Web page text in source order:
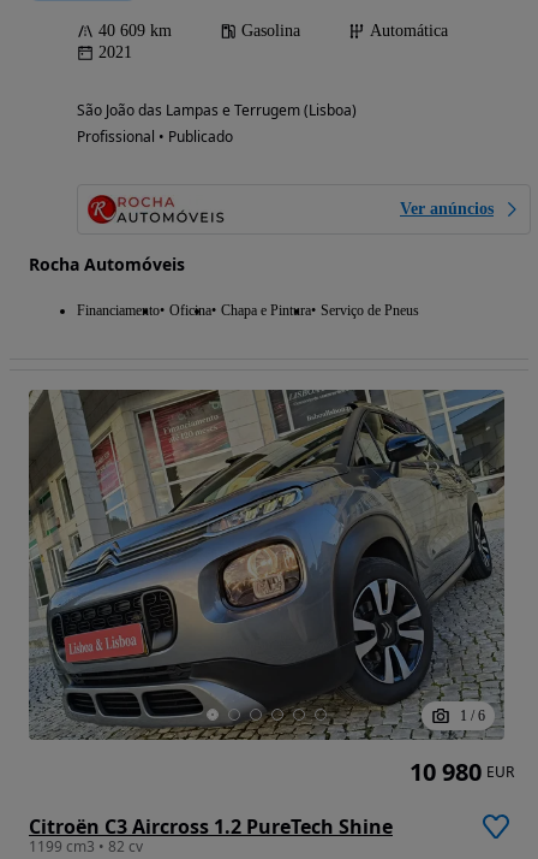
40 609 km Gasolina
Automática
2021
São João das Lampas e Terrugem (Lisboa)
Profissional • Publicado
Ver anúncios
Rocha Automóveis
Financiamento Oficina Chapa e Pintura Serviço de Pneus
1 / 6
Citroën C3 Aircross 1.2 PureTech Shine
1199 cm3 • 82 cv
10 980 EUR